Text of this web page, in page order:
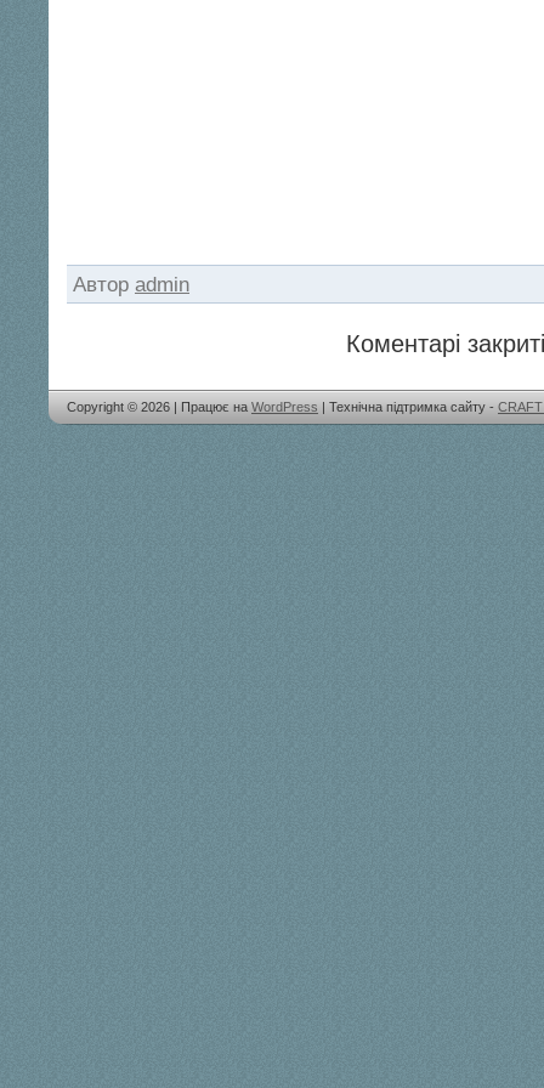
Автор admin
Коментарі
Copyright © 2026 | Працює на WordPress | Технічна підтримка сайту -